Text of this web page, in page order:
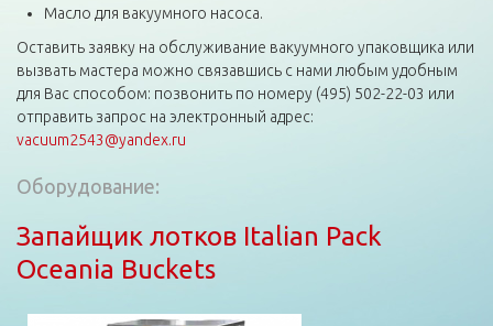
Масло для вакуумного насоса.
Оставить заявку на обслуживание вакуумного упаковщика или
вызвать мастера можно связавшись с нами любым удобным
для Вас способом: позвонить по номеру (495) 502-22-03 или
отправить запрос на электронный адрес:
vacuum2543@yandex.ru
Оборудование:
Запайщик лотков Italian Pack
Oceania Buckets